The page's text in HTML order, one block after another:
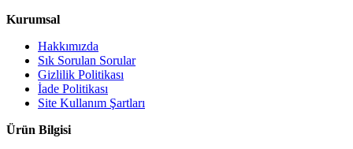
Kurumsal
Hakkımızda
Sık Sorulan Sorular
Gizlilik Politikası
İade Politikası
Site Kullanım Şartları
Ürün Bilgisi